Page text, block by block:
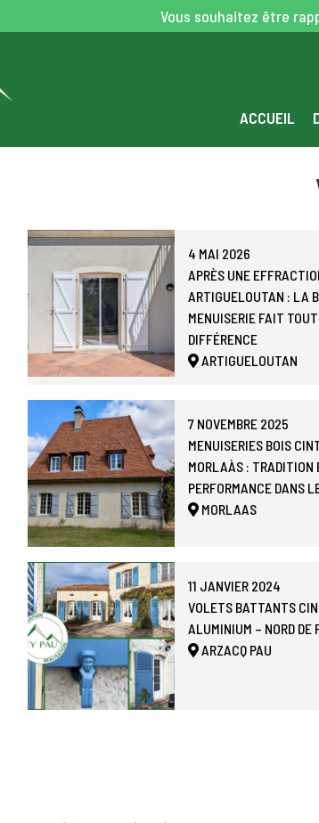
Vous souhaitez être
ACCUEIL
4 MAI 2026
APRÈS UNE
ARTIGUELOUTAN : LA
MENUISERIE FAIT
DIFFÉRENCE
ARTIGUELOUTAN
7 NOVEMBRE 2025
MENUISERIES BOIS
MORLAÀS : TRADITION
PERFORMANCE DANS
MORLAAS
11 JANVIER 2024
VOLETS BATTANTS
ALUMINIUM – NORD DE
ARZACQ PAU